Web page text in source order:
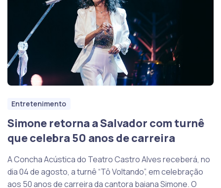
Entretenimento
Simone retorna a Salvador com turnê
que celebra 50 anos de carreira
A Concha Acústica do Teatro Castro Alves receberá, no
dia 04 de agosto, a turnê “Tô Voltando”, em celebração
aos 50 anos de carreira da cantora baiana Simone. O